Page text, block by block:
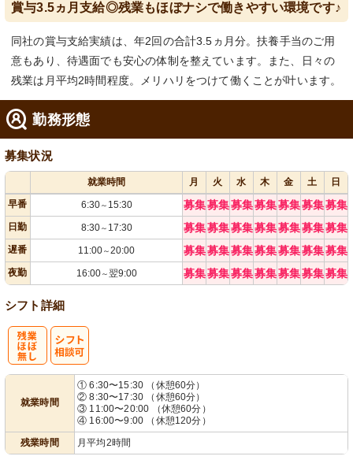
賞与3.5ヵ月支給◎残業もほぼナシで働きやすい環境です♪
同社の賞与支給実績は、年2回の合計3.5ヵ月分。扶養手当のご用
意もあり、待遇面でも安心の体制を整えています。また、日々の
残業は月平均2時間程度。メリハリをつけて働くことが叶います。
勤務形態
募集状況
就業時間 月 火 水 木 金 土
日
早番
6:30～ 15:30 募集募集募集募集募集募集募集
日勤 8:30～ 17:30 募集募集募集募集募集募集募集
遅番 11:00～20:00 募集募集募集募集募集募集募集
夜勤 16:00～翌9:00 募集募集募集募集募集募集募集
シフト詳細
就業時間
① 6:30〜15:30 （休憩60分）
② 8:30〜17:30 （休憩60分）
③ 11:00〜20:00 （休憩60分）
④ 16:00〜9:00 （休憩120分）
残業時間
月平均2時間